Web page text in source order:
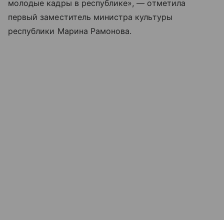
молодые кадры в республике», — отметила
первый заместитель министра культуры
республики Марина Рамонова.